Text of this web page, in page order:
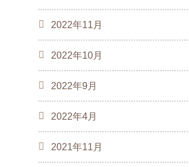
2022年11月
2022年10月
2022年9月
2022年4月
2021年11月